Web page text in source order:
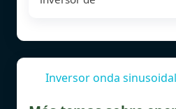
Inversor onda